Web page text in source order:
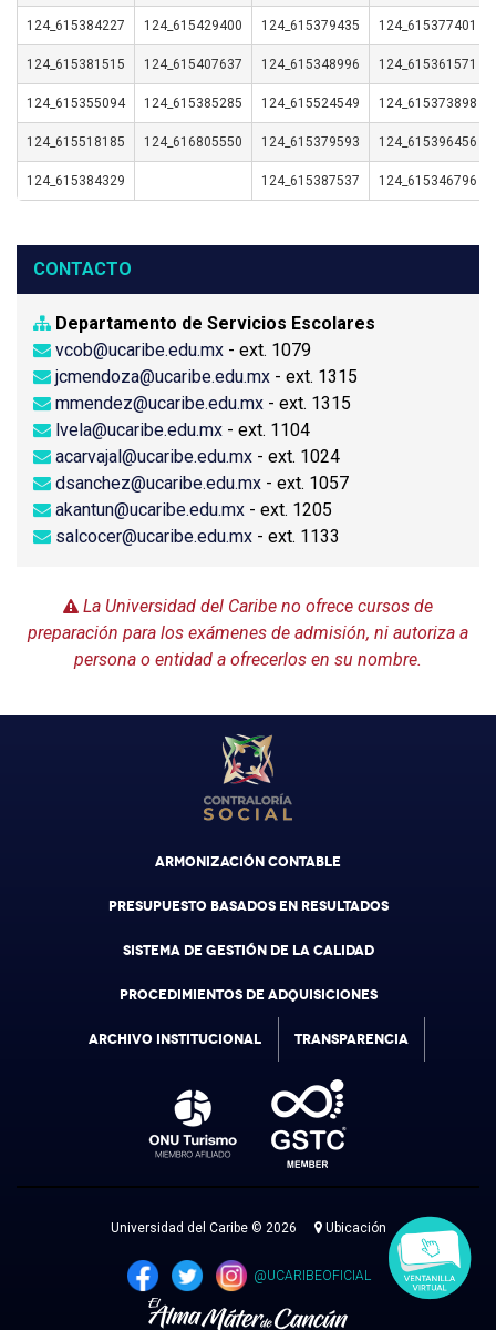
124_615384227 124_615429400 124_615379435 124_615377401
124_615381515 124_615407637 124_615348996 124_615361571
124_615355094 124_615385285 124_615524549 124_615373898
124_615518185 124_616805550 124_615379593 124_615396456
124_615384329 124_615387537 124_615346796
CONTACTO
Departamento de Servicios Escolares
vcob@ucaribe.edu.mx - ext. 1079
jcmendoza@ucaribe.edu.mx - ext. 1315
mmendez@ucaribe.edu.mx - ext. 1315
lvela@ucaribe.edu.mx - ext. 1104
acarvajal@ucaribe.edu.mx - ext. 1024
dsanchez@ucaribe.edu.mx - ext. 1057
akantun@ucaribe.edu.mx - ext. 1205
salcocer@ucaribe.edu.mx - ext. 1133
La Universidad del Caribe no ofrece cursos de
preparación para los exámenes de admisión, ni autoriza a
persona o entidad a ofrecerlos en su nombre.
ARMONIZACIÓN CONTABLE
PRESUPUESTO BASADOS EN RESULTADOS
SISTEMA DE GESTIÓN DE LA CALIDAD
PROCEDIMIENTOS DE ADQUISICIONES
ARCHIVO INSTITUCIONAL TRANSPARENCIA
Universidad del Caribe © 2026 Ubicación
@UCARIBEOFICIAL